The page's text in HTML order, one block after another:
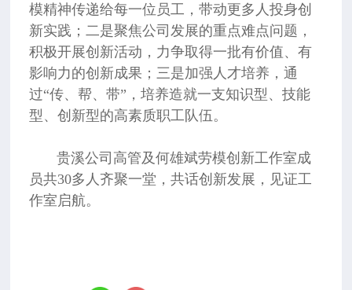
模精神传递给每一位员工，带动更多人投身创
新实践；二是聚焦公司发展的重点难点问题，
积极开展创新活动，力争取得一批有价值、有
影响力的创新成果；三是加强人才培养，通
过“传、帮、带”，培养造就一支知识型、技能
型、创新型的高素质职工队伍。
贵溪公司高管及何雄斌劳模创新工作室成
员共30多人齐聚一堂，共话创新发展，见证工
作室启航。